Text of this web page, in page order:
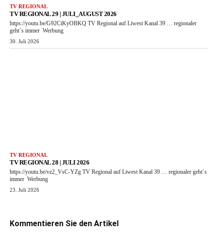
TV REGIONAL
TV REGIONAL 29 | JULI_AUGUST 2026
https://youtu.be/G92CiKyOBKQ TV Regional auf Liwest Kanal 39 … regionaler
geht´s immer Werbung
30. Juli 2026
TV REGIONAL
TV REGIONAL 28 | JULI 2026
https://youtu.be/vz2_VsC-YZg TV Regional auf Liwest Kanal 39 … regionaler geht´s
immer Werbung
23. Juli 2026
Kommentieren Sie den Artikel